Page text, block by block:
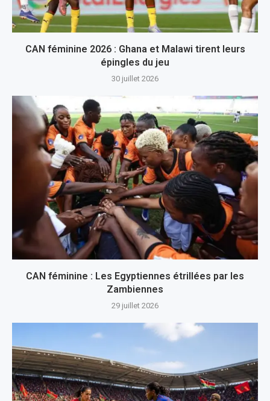
CAN féminine 2026 : Ghana et Malawi tirent leurs
épingles du jeu
30 juillet 2026
CAN féminine : Les Egyptiennes étrillées par les
Zambiennes
29 juillet 2026